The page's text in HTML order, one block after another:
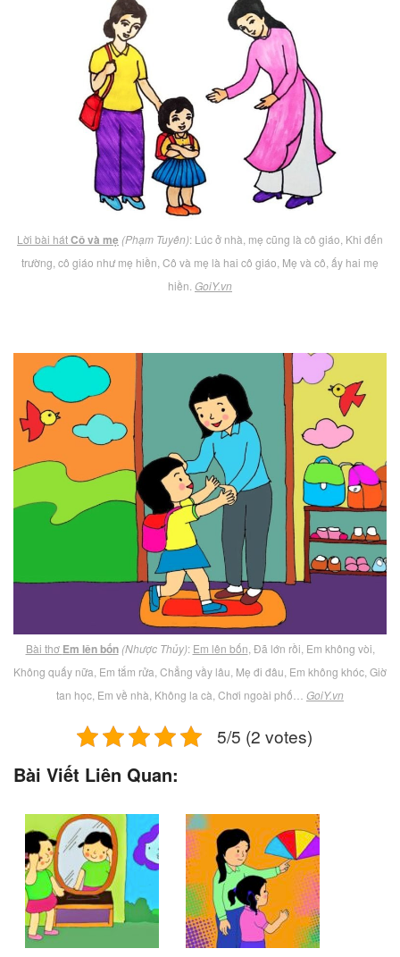
Lời bài hátCô và mẹ (Phạm Tuyên): Lúc ở nhà, mẹ cũng là cô giáo, Khi đến
trường, cô giáo như mẹ hiền, Cô và mẹ là hai cô giáo, Mẹ và cô, ấy hai mẹ
hiền. GoiY.vn
Bài thơ Em lên bốn (Nhược Thủy): Em lên bốn , Đã lớn rồi, Em không vòi,
Không quấy nữa, Em tắm rửa, Chẳng vầy lâu, Mẹ đi đâu, Em không khóc, Giờ
tan học, Em về nhà, Không la cà, Chơi ngoài phố… GoiY.vn
5/5 (2 votes)
Bài Viết Liên Quan: